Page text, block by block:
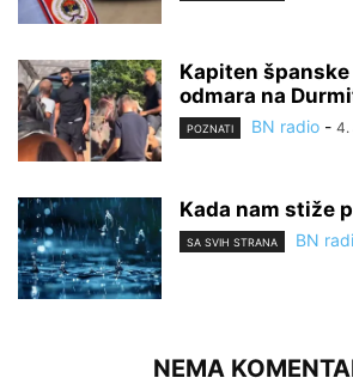
Kapiten
odmara na
POZNATI BN radio - 4.
Kada nam stiže
SA SVIH STRANA BN
NEMA